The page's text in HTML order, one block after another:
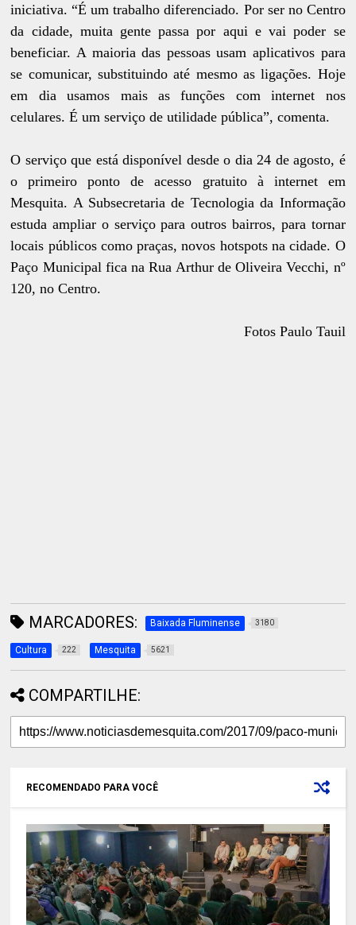
iniciativa. “É um trabalho diferenciado. Por ser no Centro
da cidade, muita gente passa por aqui e vai poder se
beneficiar. A maioria das pessoas usam aplicativos para
se comunicar, substituindo até mesmo as ligações. Hoje
em dia usamos mais as funções com internet nos
celulares. É um serviço de utilidade pública”, comenta.
O serviço que está disponível desde o dia 24 de agosto, é
o primeiro ponto de acesso gratuito à internet em
Mesquita. A Subsecretaria de Tecnologia da Informação
estuda ampliar o serviço para outros bairros, para tornar
locais públicos como praças, novos hotspots na cidade. O
Paço Municipal fica na Rua Arthur de Oliveira Vecchi, nº
120, no Centro.
Fotos Paulo Tauil
MARCADORES: Baixada Fluminense 3180
Cultura 222 Mesquita 5621
COMPARTILHE:
RECOMENDADO PARA VOCÊ